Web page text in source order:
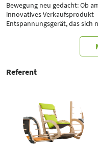
Bewegung neu gedacht: Ob
innovatives Verkaufsprodukt
Entspannungsgerät, das
Referent